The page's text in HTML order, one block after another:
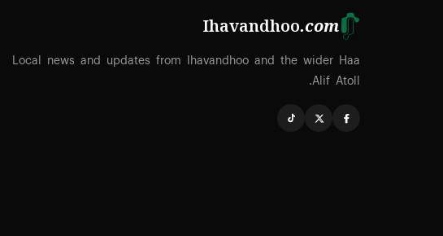
Ihavandhoo.com
Local news and updates from Ihavandhoo and the wider Haa
Alif Atoll.